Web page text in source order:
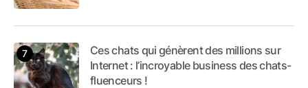
Ces chats qui génèrent des millions sur
Internet : l’incroyable business des chats-
fluenceurs !